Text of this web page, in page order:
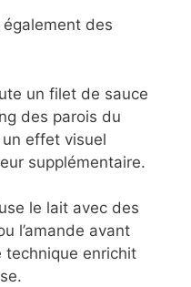
des
un filet de sauce
des parois du
effet visuel
supplémentaire.
le lait avec des
l’amande avant
technique enrichit